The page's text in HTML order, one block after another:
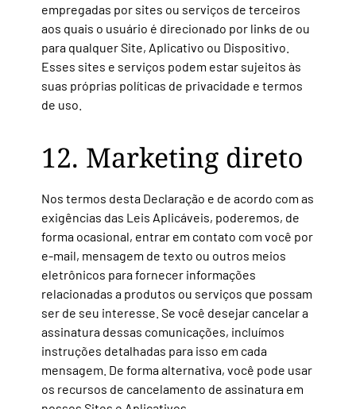
empregadas por sites ou serviços de terceiros
aos quais o usuário é direcionado por links de ou
para qualquer Site, Aplicativo ou Dispositivo.
Esses sites e serviços podem estar sujeitos às
suas próprias políticas de privacidade e termos
de uso.
12. Marketing direto
Nos termos desta Declaração e de acordo com as
exigências das Leis Aplicáveis, poderemos, de
forma ocasional, entrar em contato com você por
e-mail, mensagem de texto ou outros meios
eletrônicos para fornecer informações
relacionadas a produtos ou serviços que possam
ser de seu interesse. Se você desejar cancelar a
assinatura dessas comunicações, incluímos
instruções detalhadas para isso em cada
mensagem. De forma alternativa, você pode usar
os recursos de cancelamento de assinatura em